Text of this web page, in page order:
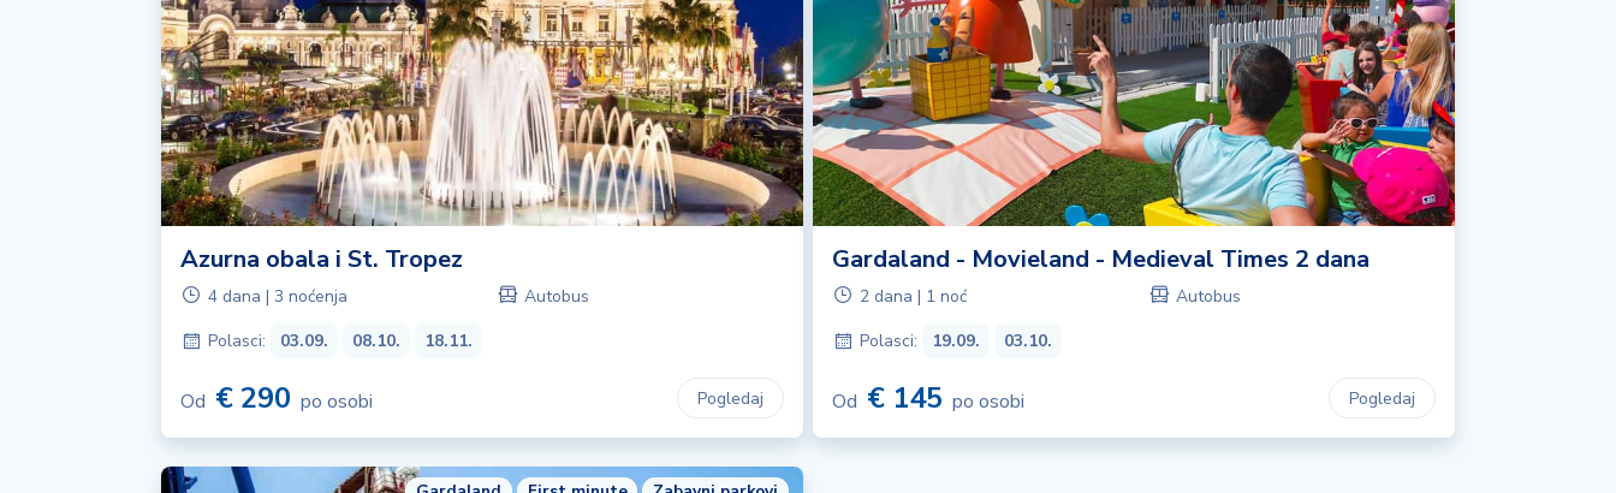
Azurna obala i St. Tropez
4 dana | 3 noćenja
Autobus
Polasci:
03.09. 08.10. 18.11.
Od € 290 po osobi Pogledaj
Gardaland - Movieland - Medieval Times 2 dana
2 dana | 1 noć
Autobus
Polasci:
19.09. 03.10.
Od € 145 po osobi Pogledaj